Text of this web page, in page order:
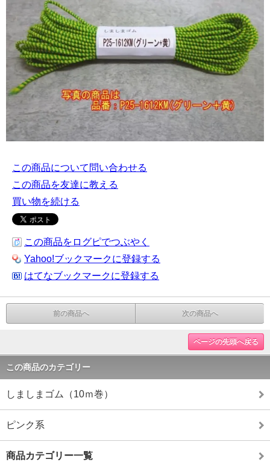
この商品について問い合わせる
この商品を友達に教える
買い物を続ける
この商品をログピでつぶやく
Yahoo!ブックマークに登録する
はてなブックマークに登録する
前の商品へ 次の商品へ
ページの先頭へ戻る
この商品のカテゴリー
しましまゴム（10ｍ巻）
ピンク系
商品カテゴリー一覧